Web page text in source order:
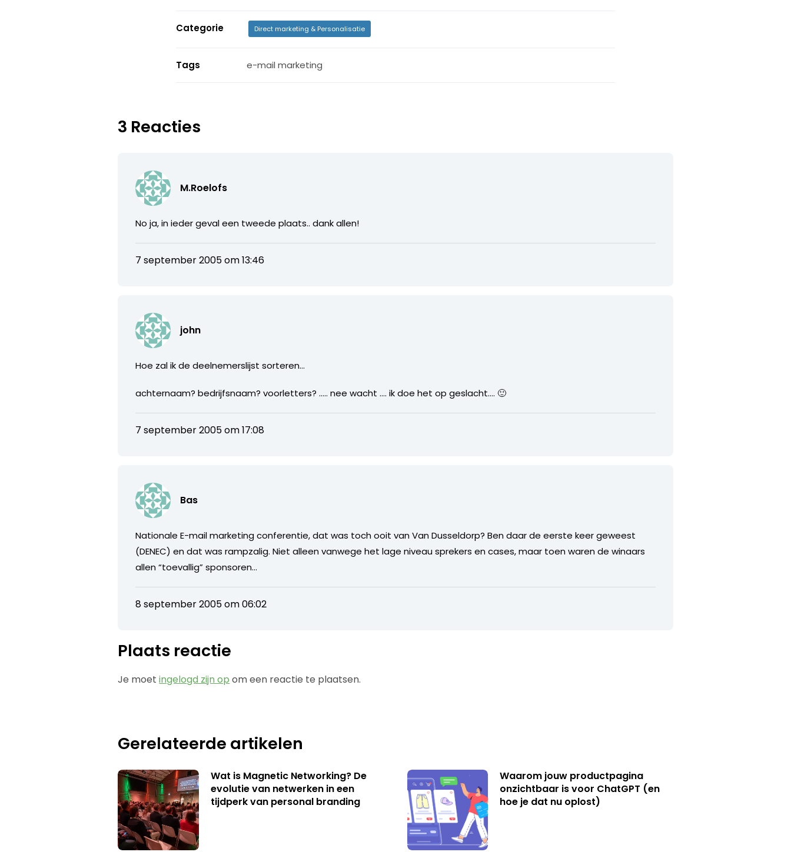
Categorie Direct marketing & Personalisatie
Tags e-mail marketing
3 Reacties
M.Roelofs
No ja, in ieder geval een tweede plaats.. dank allen!
7 september 2005 om 13:46
john
Hoe zal ik de deelnemerslijst sorteren…
achternaam? bedrijfsnaam? voorletters? ….. nee wacht …. ik doe het op geslacht…. 🙂
7 september 2005 om 17:08
Bas
Nationale E-mail marketing conferentie, dat was toch ooit van Van Dusseldorp? Ben daar de eerste keer geweest
(DENEC) en dat was rampzalig. Niet alleen vanwege het lage niveau sprekers en cases, maar toen waren de winaars
allen “toevallig” sponsoren…
8 september 2005 om 06:02
Plaats reactie
Je moetingelogd zijn op om een reactie te plaatsen.
Gerelateerde artikelen
Wat is Magnetic Networking? De
evolutie van netwerken in een
tijdperk van personal branding
Waarom jouw productpagina
onzichtbaar is voor ChatGPT (en
hoe je dat nu oplost)